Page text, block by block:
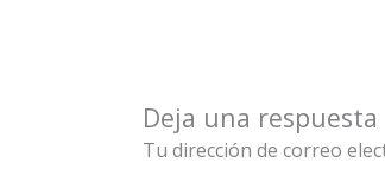
Deja una respuesta
Tu dirección de correo